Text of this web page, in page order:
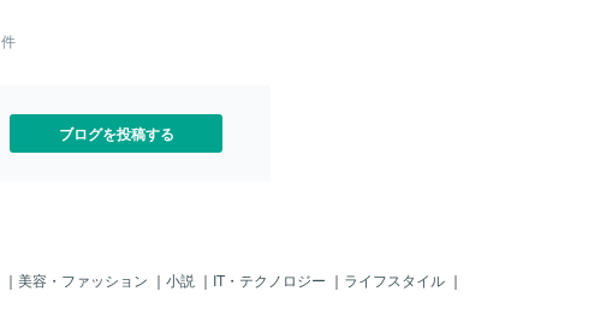
件
ブログを投稿する
｜ 美容・ファッション ｜ 小説 ｜ IT・テクノロジー ｜ ライフスタイル ｜